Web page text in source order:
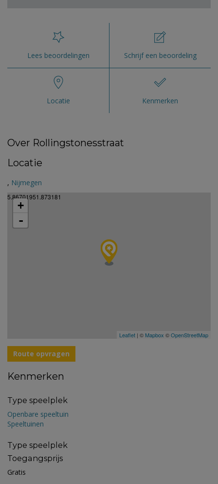
Lees beoordelingen Schrijf een beoordeling
Locatie Kenmerken
Over Rollingstonesstraat
Locatie
, Nijmegen
5.86701951.873181
+
-
Leaflet | © Mapbox ©OpenStreetMap
Route opvragen
Kenmerken
Type speelplek
Openbare speeltuin
Speeltuinen
Type speelplek
Toegangsprijs
Gratis